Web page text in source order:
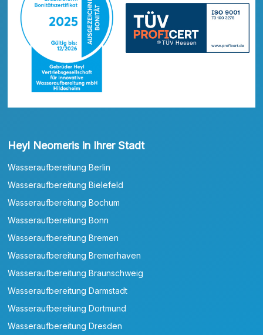
Heyl Neomeris in Ihrer Stadt
Wasseraufbereitung Berlin
Wasseraufbereitung Bielefeld
Wasseraufbereitung Bochum
Wasseraufbereitung Bonn
Wasseraufbereitung Bremen
Wasseraufbereitung Bremerhaven
Wasseraufbereitung Braunschweig
Wasseraufbereitung Darmstadt
Wasseraufbereitung Dortmund
Wasseraufbereitung Dresden